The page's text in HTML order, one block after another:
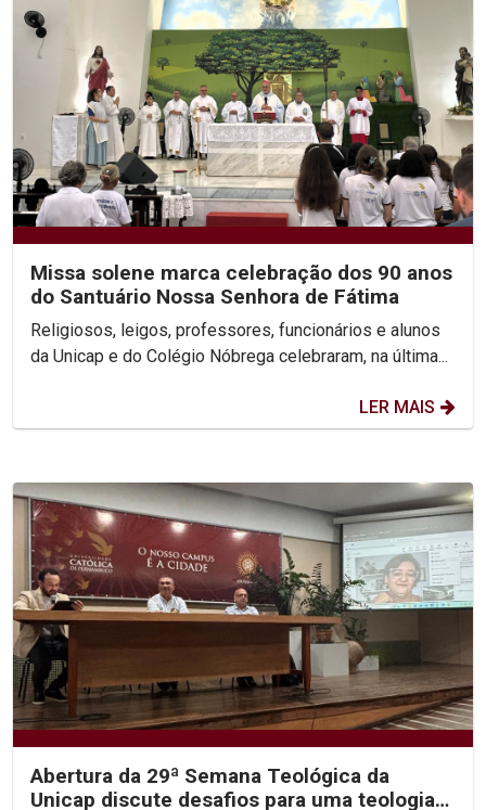
Missa solene marca celebração dos 90 anos
do Santuário Nossa Senhora de Fátima
Religiosos, leigos, professores, funcionários e alunos
da Unicap e do Colégio Nóbrega celebraram, na última...
LER MAIS
Abertura da 29ª Semana Teológica da
Unicap discute desafios para uma teologia